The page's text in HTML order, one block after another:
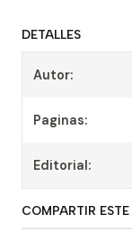
DETALLES
Autor:
Paginas:
Editorial:
COMPARTIR